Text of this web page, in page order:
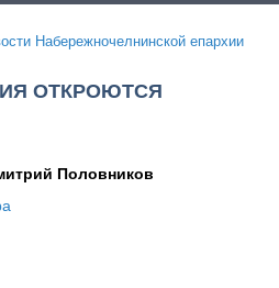
Набережночелнинской епархии
ОТКРОЮТСЯ
Половников